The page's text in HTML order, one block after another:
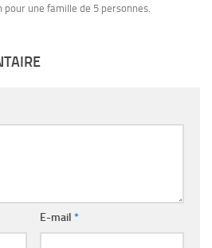
pour une famille de 5 personnes.
E-mail *